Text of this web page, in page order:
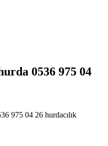
0536 975 04
975 04 26 hurdacılık